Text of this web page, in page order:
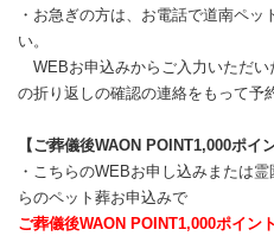
・お急ぎの方は、お電話で道南ペ
い。
WEBお申込みからご入力いただい
の折り返しの確認の連絡をもって予
【ご葬儀後WAON POINT1,000ポイ
・こちらのWEBお申し込みまたは
らのペット葬お申込みで
ご葬儀後WAON POINT1,000ポイン